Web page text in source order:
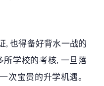
, 也得备好背水一战的
所学校的考核, 一旦落
次宝贵的升学机遇。